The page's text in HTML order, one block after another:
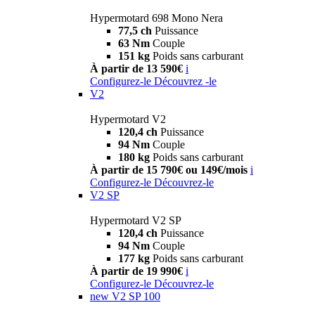
Hypermotard 698 Mono Nera
77,5 ch Puissance
63 Nm Couple
151 kg Poids sans carburant
À partir de 13 590€ i
Configurez-le Découvrez -le
V2
Hypermotard V2
120,4 ch Puissance
94 Nm Couple
180 kg Poids sans carburant
À partir de 15 790€ ou 149€/mois i
Configurez-le Découvrez-le
V2 SP
Hypermotard V2 SP
120,4 ch Puissance
94 Nm Couple
177 kg Poids sans carburant
À partir de 19 990€ i
Configurez-le Découvrez-le
new V2 SP 100